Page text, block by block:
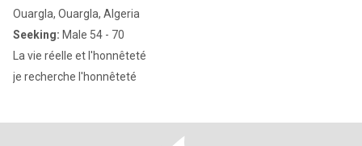
Ouargla, Ouargla, Algeria
Seeking: Male 54 - 70
La vie réelle et l'honnêteté
je recherche l'honnêteté